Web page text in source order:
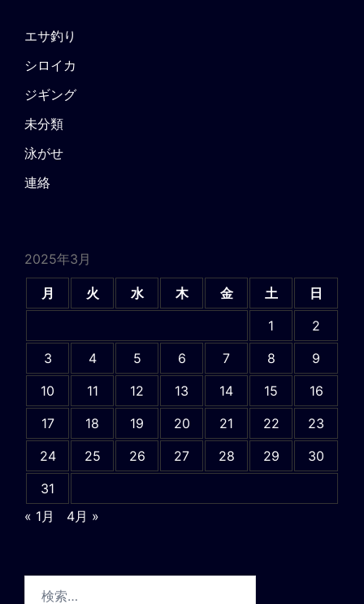
エサ釣り
シロイカ
ジギング
未分類
泳がせ
連絡
2025年3月
月 火 水 木 金 土
日
1
2
3
4 5 6 7 8
9
10
11 12 13 14 15
16
17
18 19 20 21 22
23
24
25 26 27 28 29
30
31
« 1月
4月 »